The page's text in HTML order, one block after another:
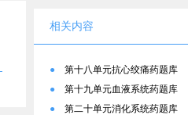
相关内容
●
第十八单元抗心绞痛药题库
●
第十九单元血液系统药题库
●
第二十单元消化系统药题库